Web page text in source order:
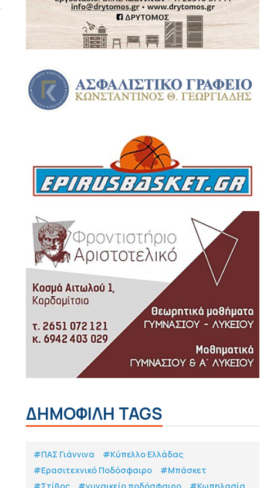
ΔΗΜΟΦΙΛΗ TAGS
#ΠΑΣ Γιάννινα
#Κύπελλο Ελλάδας
#Eρασιτεχνικό Ποδόσφαιρο
#Μπάσκετ
#Στίβος
#γυναικείο ποδόσφαιρο
#Κωπηλασία